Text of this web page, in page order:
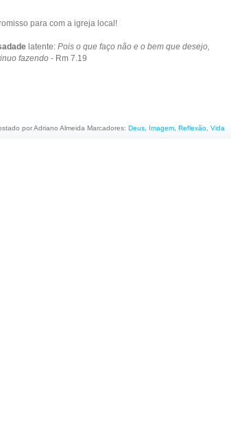
para com a igreja local!
latente: Pois o que faço não e o bem que desejo,
fazendo - Rm 7.19
porAdriano Almeida Marcadores: Deus Imagem Reflexão Vida